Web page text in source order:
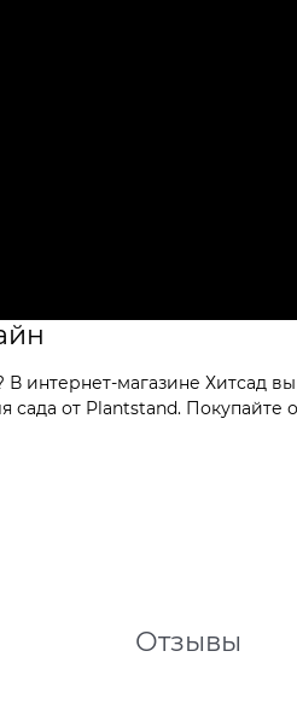
интернет-магазине Хитсад
от Plantstand. Покупайте
Отзывы